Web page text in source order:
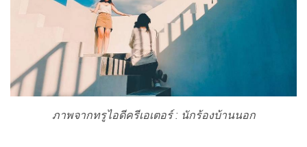
ภาพจากทรูไอดีครีเอเตอร์ : นักร้องบ้านนอก